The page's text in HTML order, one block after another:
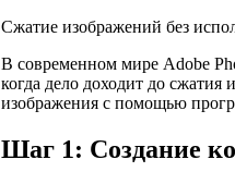
Сжатие изображений без
В современном мире Adobe
когда дело доходит до
изображения с помощью
Шаг 1: Создание